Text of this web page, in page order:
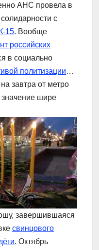
АНС провела в
с
15. Вообще
российских
в социально
политизации…
завтра от метро
шире
завершившаяся
свинцового
. Октябрь